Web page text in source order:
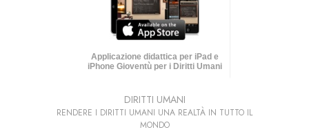
Applicazione didattica per iPad e
iPhone Gioventù per i Diritti Umani
DIRITTI UMANI
RENDERE I DIRITTI UMANI UNA REALTÀ IN TUTTO IL
MONDO